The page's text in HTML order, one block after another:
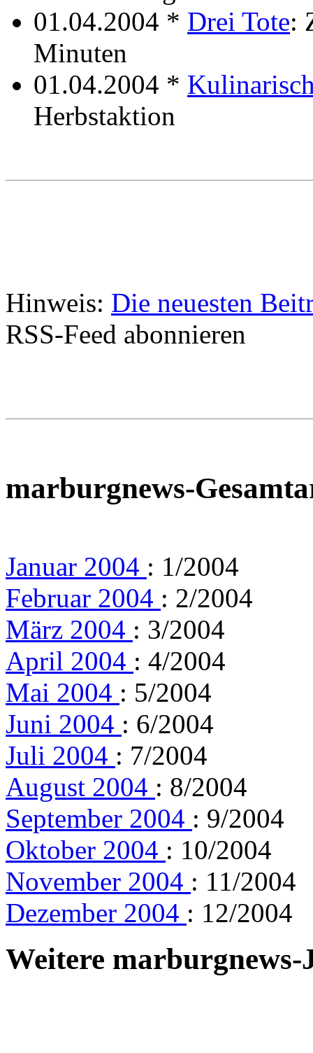
01.04.2004 * Drei Tote:
Minuten
01.04.2004 *
Herbstaktion
Hinweis: Die neuesten
RSS-Feed abonnieren
marburgnews-
Januar 2004 : 1/2004
Februar 2004 : 2/2004
März 2004 : 3/2004
April 2004 : 4/2004
Mai 2004 : 5/2004
Juni 2004 : 6/2004
Juli 2004 : 7/2004
August 2004 : 8/2004
September 2004 : 9/2004
Oktober 2004 : 10/2004
November 2004 : 11/2004
Dezember 2004 : 12/2004
Weitere marburgnews-